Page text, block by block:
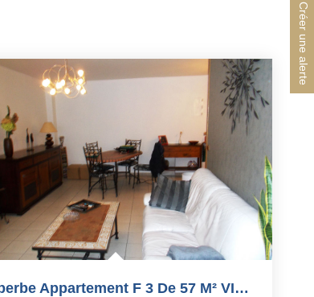
Créer une alerte
Superbe Appartement F 3 De 57 M² VILLEPARISIS ( Centre...